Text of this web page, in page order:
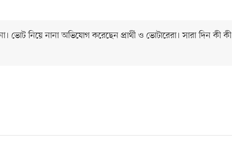
ভোট নিয়ে নানা অভিযোগ করেছেন প্রার্থী ও ভোটারেরা। সারা দিন কী কী